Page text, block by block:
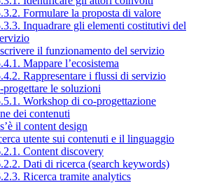
Formulare la proposta di valore
Inquadrare gli elementi costitutivi del
il funzionamento del servizio
Mappare l’ecosistema
Rappresentare i flussi di servizio
progettare le soluzioni
Workshop di co-progettazione
dei contenuti
il content design
utente sui contenuti e il linguaggio
Content discovery
Dati di ricerca (search keywords)
Ricerca tramite analytics